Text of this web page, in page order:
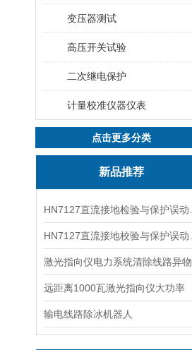
变压器测试
高压开关试验
二次继电保护
计量校准仪器仪表
点击更多分类
新品推荐
激光指向仪电力系统清除线路异物
远距离1000瓦激光指向仪大功率
输电线路除冰机器人